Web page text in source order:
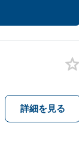
詳細を見る